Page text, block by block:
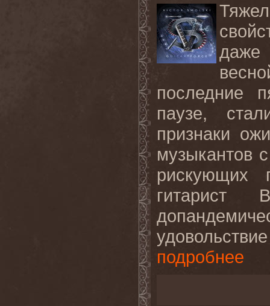
даже
последние
паузе,
признаки
музыкантов
рискующих
гитарист
подробнее